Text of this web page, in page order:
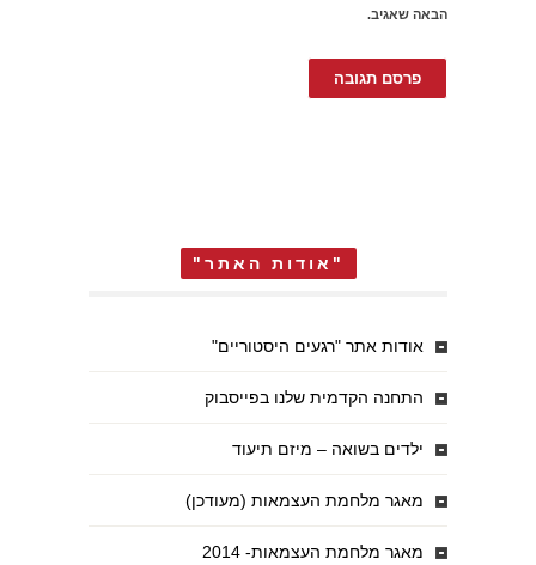
הבאה שאגיב.
"אודות האתר"
אודות אתר "רגעים היסטוריים"
התחנה הקדמית שלנו בפייסבוק
ילדים בשואה – מיזם תיעוד
מאגר מלחמת העצמאות (מעודכן)
מאגר מלחמת העצמאות- 2014